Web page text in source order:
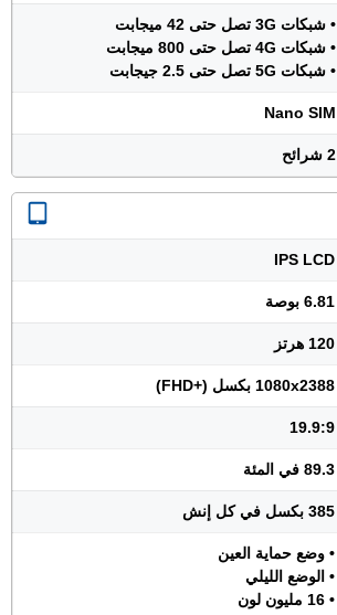
• شبكات 3G تصل حتى 42 ميجابت
• شبكات 4G تصل حتى 800 ميجابت
• شبكات 5G تصل حتى 2.5 جيجابت
Nano SIM
2 شرائح
IPS LCD
6.81 بوصة
120 هرتز
1080x2388 بكسل (+FHD)
19.9:9
89.3 في المئة
385 بكسل في كل إنش
• وضع حماية العين
• الوضع الليلي
• 16 مليون لون